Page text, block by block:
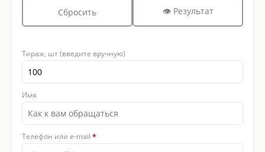
Сбросить 👁 Результат
Тираж, шт (введите вручную)
Имя
Телефон или e-mail *